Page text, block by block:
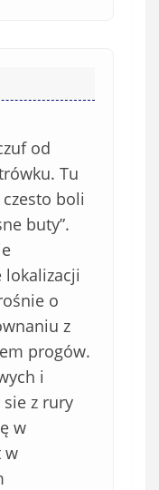
od
Tu
czesto boli
buty”.
o
z
progów.
i
z rury
w
w